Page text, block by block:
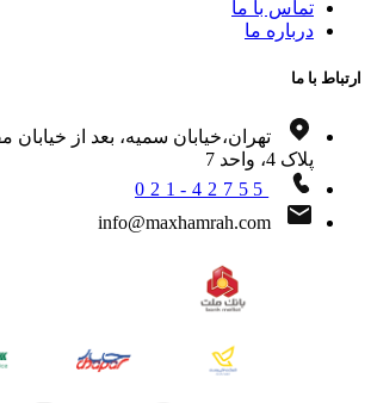
تماس با ما
درباره ما
با ما
تهران،خیابان سمیه، بعد از خیابان
پلاک 4، واحد 7
021-42755
info@maxhamrah.com